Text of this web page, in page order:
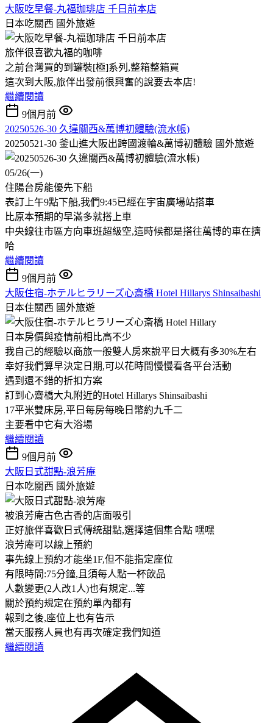
大阪吃早餐-丸福珈琲店 千日前本店
日本吃關西 國外旅遊
旅伴很喜歡丸福的咖啡
之前台灣買的到罐裝[極]系列,整箱整箱買
這次到大阪,旅伴出發前很興奮的說要去本店!
繼續閱讀
9個月前
20250526-30 久違關西&萬博初體驗(流水帳)
20250521-30 釜山進大阪出跨國渡輪&萬博初體驗 國外旅遊
05/26(一)
住陽台房能優先下船
表訂上午9點下船,我們9:45已經在宇宙廣場站搭車
比原本預期的早滿多就搭上車
中央線往市區方向車班超級空,這時候都是搭往萬博的車在擠
哈
繼續閱讀
9個月前
大阪住宿-ホテルヒラリーズ心斎橋 Hotel Hillarys Shinsaibashi
日本住關西 國外旅遊
日本房價與疫情前相比高不少
我自己的經驗以商旅一般雙人房來說平日大概有多30%左右
幸好我們算早決定日期,可以花時間慢慢看各平台活動
遇到還不錯的折扣方案
訂到心齋橋大丸附近的Hotel Hillarys Shinsaibashi
17平米雙床房,平日每房每晚日幣約九千二
主要看中它有大浴場
繼續閱讀
9個月前
大阪日式甜點-浪芳庵
日本吃關西 國外旅遊
被浪芳庵古色古香的店面吸引
正好旅伴喜歡日式傳統甜點,選擇這個集合點 嘿嘿
浪芳庵可以線上預約
事先線上預約才能坐1F,但不能指定座位
有限時間:75分鐘,且須每人點一杯飲品
人數變更(2人改1人)也有規定...等
關於預約規定在預約單內都有
報到之後,座位上也有告示
當天服務人員也有再次確定我們知道
繼續閱讀